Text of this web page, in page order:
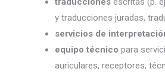
y traducciones juradas,
servicios de
equipo técnico para
auriculares, receptores,